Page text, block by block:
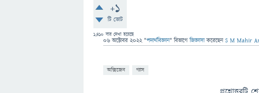
+1
টি ভোট
1,410 বার দেখা হয়েছে
06 অক্টোবর 2022 "পদার্থবিজ্ঞান" বিভাগে জিজ্ঞাসাকরেছেনS M Mahir
অক্সিজেন গ্যাস